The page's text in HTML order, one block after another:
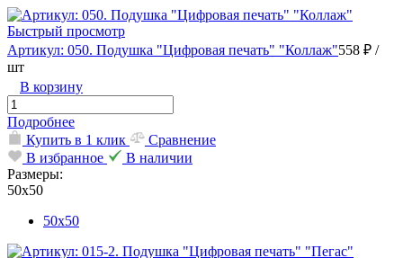
Быстрый просмотр
Артикул: 050. Подушка "Цифровая печать" "Коллаж"558 ₽ /
шт
В корзину
Подробнее
Купить в 1 клик
Сравнение
В избранное
В наличии
Размеры:
50х50
50х50